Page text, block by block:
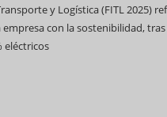
y Logística (FITL 2025)
con la sostenibilidad,
eléctricos